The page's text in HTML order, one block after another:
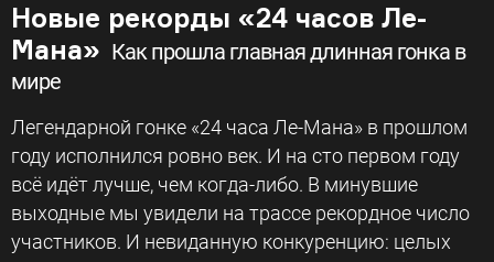
Новые рекорды «24 часов Ле-
Мана» Как прошла главная длинная гонка в
мире
Легендарной гонке «24 часа Ле-Мана» в прошлом
году исполнился ровно век. И на сто первом году
всё идёт лучше, чем когда-либо. В минувшие
выходные мы увидели на трассе рекордное число
участников. И невиданную конкуренцию: целых